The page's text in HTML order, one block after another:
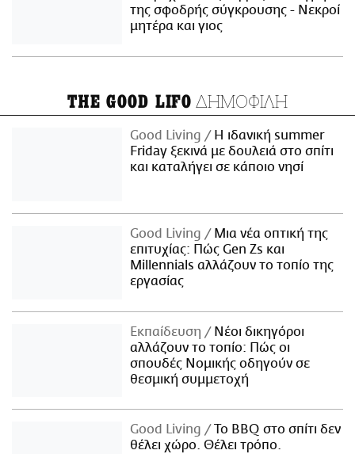
της σφοδρής σύγκρουσης - Νεκροί
μητέρα και γιος
THE GOOD LIFO ΔΗΜΟΦΙΛΗ
Good Living
Η ιδανική summer
Friday ξεκινά με δουλειά στο σπίτι
και καταλήγει σε κάποιο νησί
Good Living
Μια νέα οπτική της
επιτυχίας: Πώς Gen Zs και
Millennials αλλάζουν το τοπίο της
εργασίας
Εκπαίδευση
Νέοι δικηγόροι
αλλάζουν το τοπίο: Πώς οι
σπουδές Νομικής οδηγούν σε
θεσμική συμμετοχή
Good Living
Το BBQ στο σπίτι δεν
θέλει χώρο. Θέλει τρόπο.